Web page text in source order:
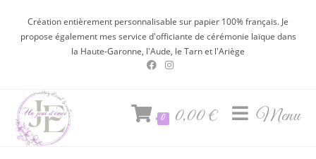
Création entièrement personnalisable sur papier 100% français. Je
propose également mes service d'officiante de cérémonie laïque dans
la Haute-Garonne, l'Aude, le Tarn et l'Ariège
0 0,00€ Menu